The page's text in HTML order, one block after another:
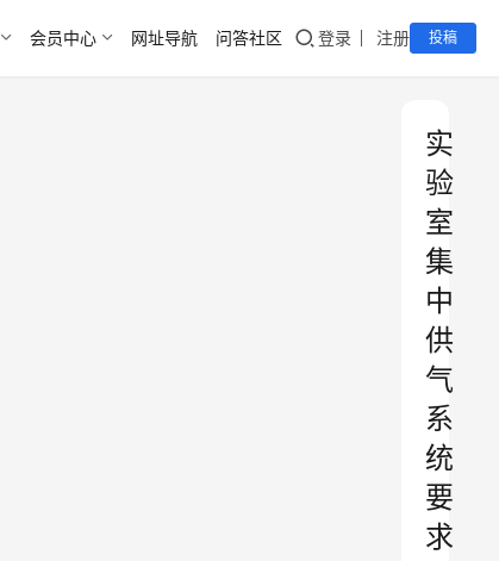
会员中心 网址导航 问答社区 登录 注册 投稿
实
验
室
集
中
供
气
系
统
要
求